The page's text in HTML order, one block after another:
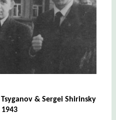
& Sergei Shirinsky